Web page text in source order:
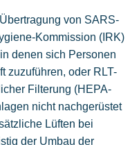
von SARS-
Kommission (IRK)
denen sich Personen
zuzuführen, oder RLT-
Filterung (HEPA-
nicht nachgerüstet
Lüften bei
der Umbau der